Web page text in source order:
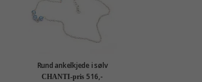
Rund ankelkjede i sølv
CHANTI-pris 516,-